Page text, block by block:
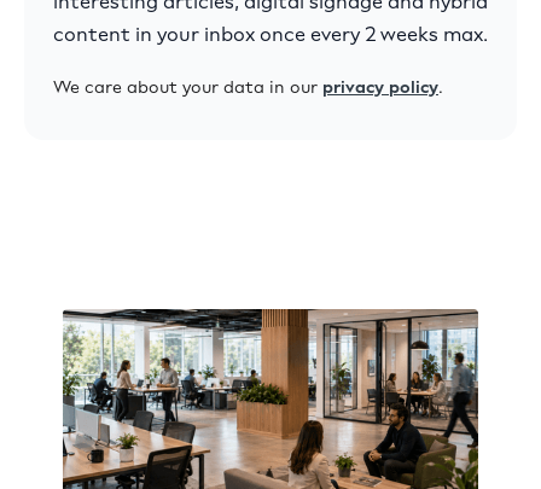
content in your inbox once every 2 weeks max.
We care about your data in our privacy policy.